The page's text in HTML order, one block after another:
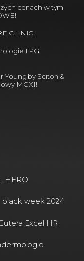
cenach w tym
CLINIC!
LPG
Young by Sciton &
MOXI!
HERO
black week 2024
Excel HR